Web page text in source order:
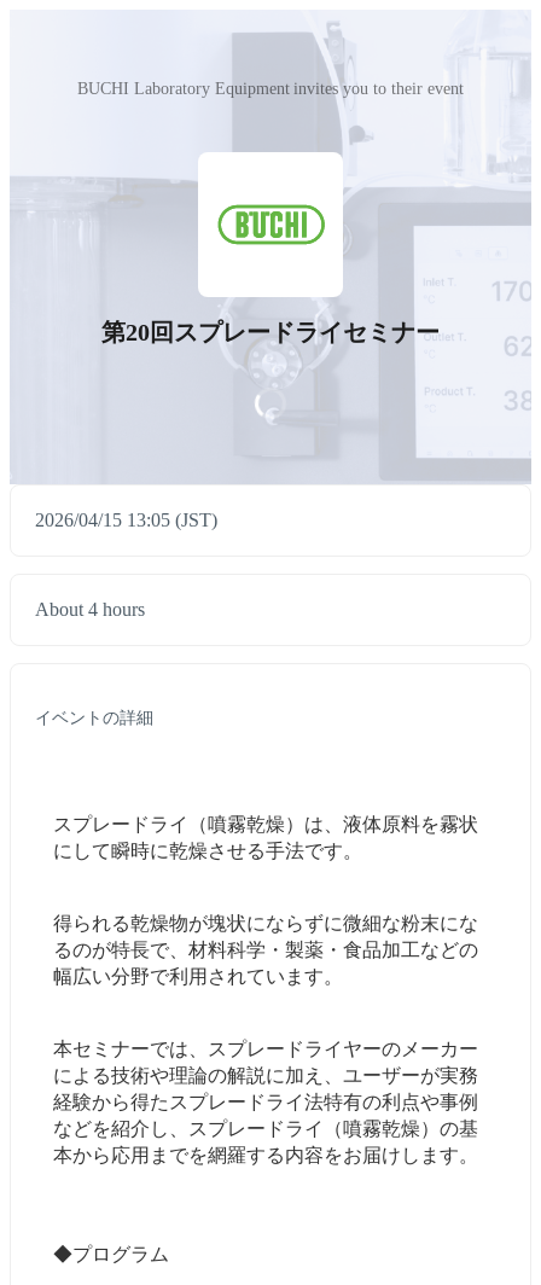
BUCHI Laboratory Equipment invites you to their event
第20回スプレードライセミナー
2026/04/15 13:05 (JST)
About 4 hours
イベントの詳細
スプレードライ（噴霧乾燥）は、液体原料を霧状
にして瞬時に乾燥させる手法です。
得られる乾燥物が塊状にならずに微細な粉末にな
るのが特長で、材料科学・製薬・食品加工などの
幅広い分野で利用されています。
本セミナーでは、スプレードライヤーのメーカー
による技術や理論の解説に加え、ユーザーが実務
経験から得たスプレードライ法特有の利点や事例
などを紹介し、スプレードライ（噴霧乾燥）の基
本から応用までを網羅する内容をお届けします。
◆プログラム